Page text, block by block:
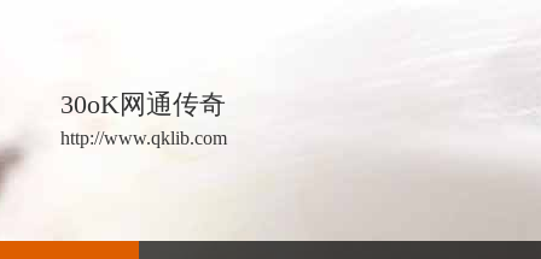
30oK网通传奇
http://www.qklib.com